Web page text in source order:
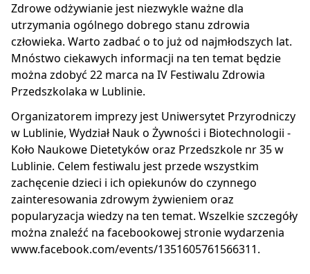
Zdrowe odżywianie jest niezwykle ważne dla
utrzymania ogólnego dobrego stanu zdrowia
człowieka. Warto zadbać o to już od najmłodszych lat.
Mnóstwo ciekawych informacji na ten temat będzie
można zdobyć 22 marca na IV Festiwalu Zdrowia
Przedszkolaka w Lublinie.
Organizatorem imprezy jest Uniwersytet Przyrodniczy
w Lublinie, Wydział Nauk o Żywności i Biotechnologii -
Koło Naukowe Dietetyków oraz Przedszkole nr 35 w
Lublinie. Celem festiwalu jest przede wszystkim
zachęcenie dzieci i ich opiekunów do czynnego
zainteresowania zdrowym żywieniem oraz
popularyzacja wiedzy na ten temat. Wszelkie szczegóły
można znaleźć na facebookowej stronie wydarzenia
www.facebook.com/events/1351605761566311.